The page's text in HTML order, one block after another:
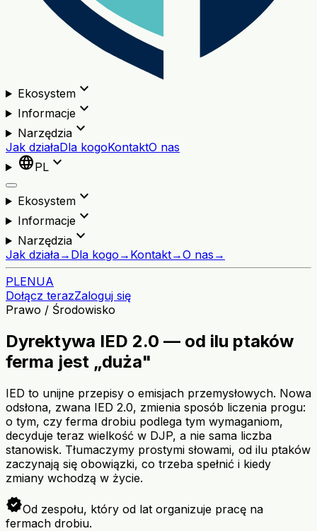
Ekosystemexpand_more
Informacjeexpand_more
Narzędziaexpand_more
Jak działaDla kogoKontaktO nas
languagePL expand_more
Ekosystemexpand_more
Informacjeexpand_more
Narzędziaexpand_more
Jak działa→ Dla kogo → Kontakt→O nas →
PLENUA
Dołącz terazZaloguj się
Prawo / Środowisko
Dyrektywa IED 2.0 — od ilu ptaków
ferma jest „duża"
IED to unijne przepisy o emisjach przemysłowych. Nowa
odsłona, zwana IED 2.0, zmienia sposób liczenia progu:
o tym, czy ferma drobiu podlega tym wymaganiom,
decyduje teraz wielkość w DJP, a nie sama liczba
stanowisk. Tłumaczymy prostymi słowami, od ilu ptaków
zaczynają się obowiązki, co trzeba spełnić i kiedy
zmiany wchodzą w życie.
verifiedOd zespołu, który od lat organizuje pracę na
fermach drobiu.